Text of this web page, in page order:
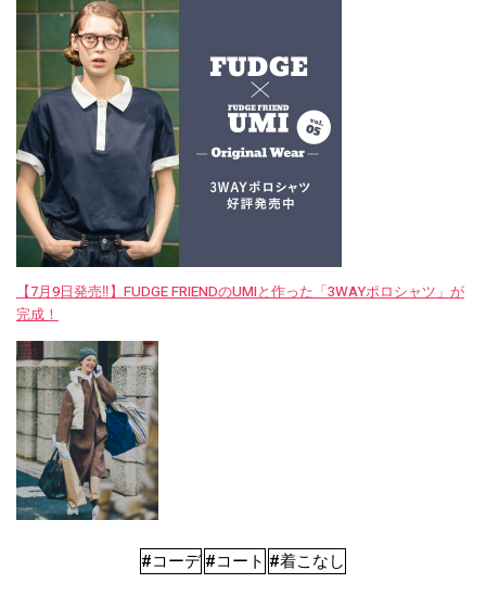
【7月9日発売‼︎】FUDGE FRIENDのUMIと作った「3WAYポロシャツ」が
完成！
#コーデ #コート #着こなし